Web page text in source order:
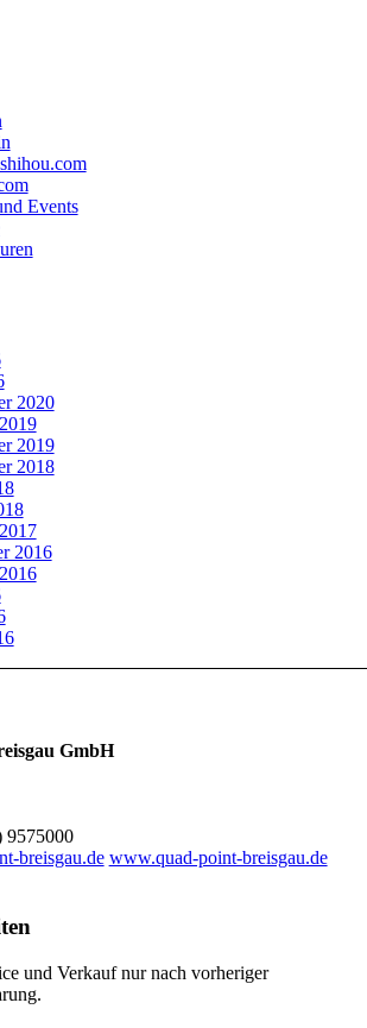
Events
2020
2019
2018
2016
GmbH
9575000
breisgau.de www.quad-point-breisgau.de
und Verkauf nur nach vorheriger